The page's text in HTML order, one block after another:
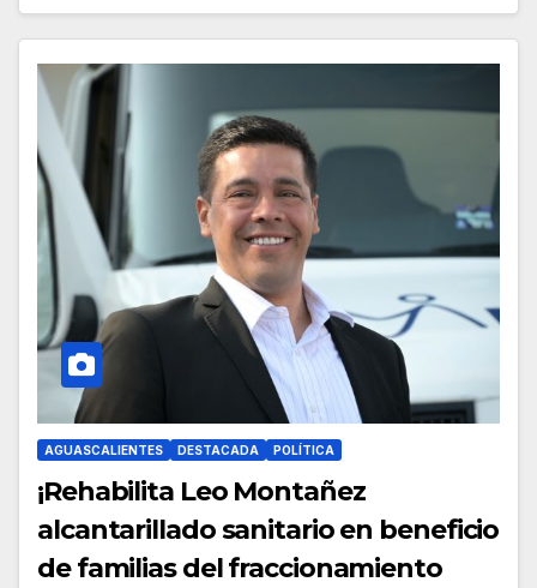
AGUASCALIENTES DESTACADA POLÍTICA
¡Rehabilita Leo Montañez
alcantarillado sanitario en beneficio
de familias del fraccionamiento